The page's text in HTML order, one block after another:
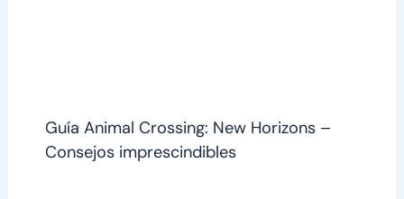
Guía Animal Crossing: New Horizons –
Consejos imprescindibles